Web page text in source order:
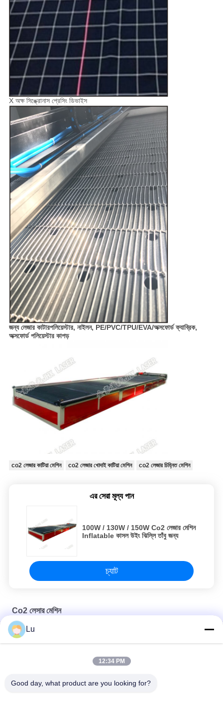
X অক্ষ সিঙ্ক্রোনাস প্রেসিং ডিভাইস
জন্য লেজার কাটারপলিয়েস্টার, নাইলন, PE/PVC/TPU/EVA/অক্সফোর্ড ফ্যাব্রিক,
অক্সফোর্ড পলিয়েস্টার কাপড়
co2 লেজার কাটিয়া মেশিন co2 লেজার খোদাই কাটিয়া মেশিন co2 লেজার চিহ্নিত মেশিন
এর সেরা মূল্য পান
100W / 130W / 150W Co2 লেজার মেশিন
Inflatable কাসল উইং ঝিল্লি তাঁবু জন্য
চ্যাট
Co2 লেসার মেশিন
স্মার্ট ৬ হেডস লেজার কাটিং মেশিন (ক্যাপ পিস পাঞ্চিং)
Lu
12:34 PM
Good day, what product are you looking for?